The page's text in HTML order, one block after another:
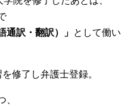
通訳・翻訳）」 として働い
修了し弁護士登録。
、